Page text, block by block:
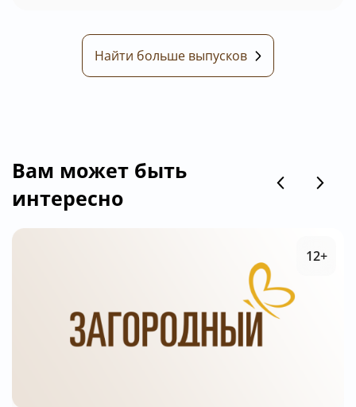
Найти больше выпусков
Вам может быть
интересно
12+